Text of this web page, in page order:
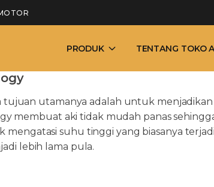
PRODUK TENTANG TOKO
tujuan utamanya adalah untuk
membuat aki tidak mudah panas
suhu tinggi yang biasanya
lebih lama pula.